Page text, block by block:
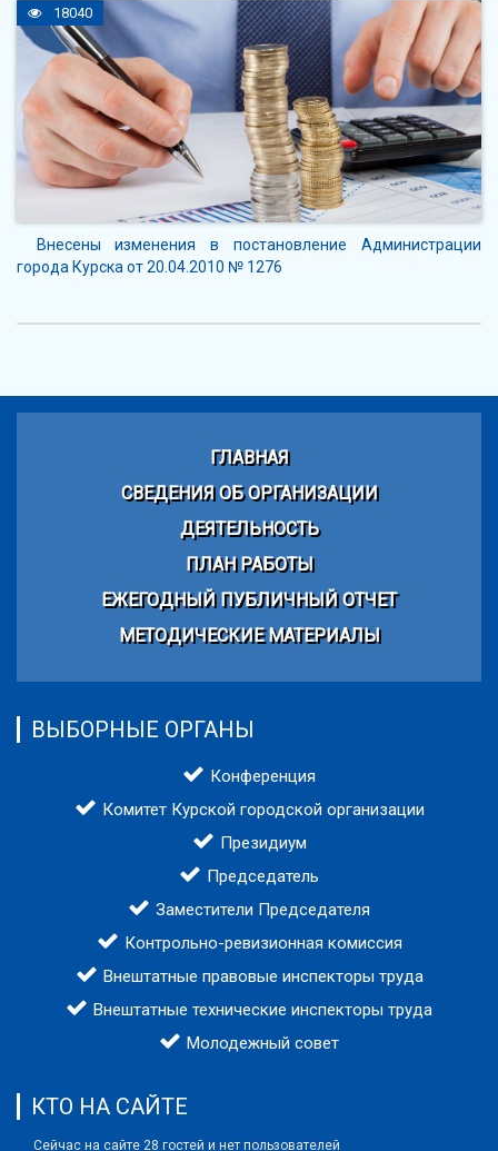
18040
Внесены изменения в постановление Администрации
города Курска от 20.04.2010 № 1276
ГЛАВНАЯ
СВЕДЕНИЯ ОБ ОРГАНИЗАЦИИ
ДЕЯТЕЛЬНОСТЬ
ПЛАН РАБОТЫ
ЕЖЕГОДНЫЙ ПУБЛИЧНЫЙ ОТЧЕТ
МЕТОДИЧЕСКИЕ МАТЕРИАЛЫ
ВЫБОРНЫЕ ОРГАНЫ
Конференция
Комитет Курской городской организации
Президиум
Председатель
Заместители Председателя
Контрольно-ревизионная комиссия
Внештатные правовые инспекторы труда
Внештатные технические инспекторы труда
Молодежный совет
КТО НА САЙТЕ
Сейчас на сайте 28 гостей и нет пользователей